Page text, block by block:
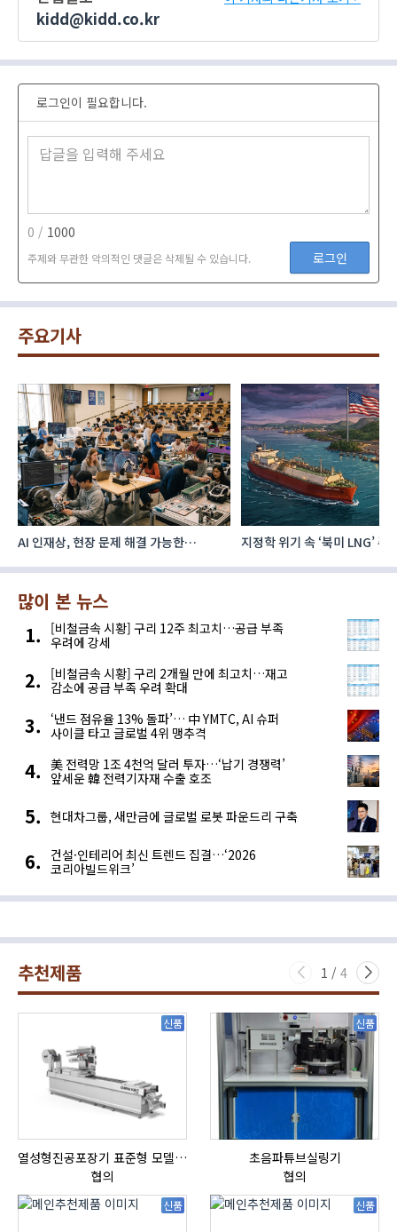
kidd@kidd.co.kr
로그인이 필요합니다.
0 / 1000
주제와 무관한 악의적인 댓글은 삭제될 수 있습니다. 로그인
주요기사
지정학 위기 속 ‘북미 LNG’ 주목…한국,
AI 데이터센터 투자계획 발표,
많이 본 뉴스
[비철금속 시황] 구리 12주 최고치…공급 부족
우려에 강세
[비철금속 시황] 구리 2개월 만에 최고치…재고
감소에 공급 부족 우려 확대
‘낸드 점유율 13% 돌파’… 中 YMTC, AI 슈퍼
사이클 타고 글로벌 4위 맹추격
美 전력망 1조 4천억 달러 투자…‘납기 경쟁력’
앞세운 韓 전력기자재 수출 호조
현대차그룹, 새만금에 글로벌 로봇 파운드리 구축
건설·인테리어 최신 트렌드 집결…‘2026
코리아빌드위크’
추천제품 1 / 4
신품
열성형진공포장기 표준형 모델 OMNIVAC S-200
협의
신품
초음파튜브실링기
협의
신품 신품